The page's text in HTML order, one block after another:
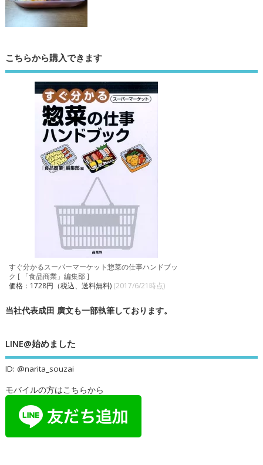
こちらから購入できます
すぐ分かるスーパーマーケット惣菜の仕事ハンドブッ
ク [ 「食品商業」編集部 ]
価格：1728円（税込、送料無料) (2017/6/21時点)
当社代表成田 廣文も一部執筆しております。
LINE@始めました
ID: @narita_souzai
モバイルの方はこちらから